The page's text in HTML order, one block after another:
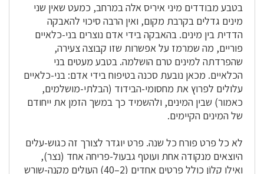
בטבע מבודדים מיני איריס אלה במרחב, כמעט שאין שני
מינים גדלים בקרבת מקום, ואין הרבה סיכוי להאבקה
הדדית בין מינים. בהאבקה בידי אדם נוצרים בני-כלאיים
פוריים, מה שמרמז על אפשרות שזו קבוצה צעירה,
שהפרדתה למינים טרם הושלמה. בטבע מעטים בני
הכלאיים. מכאן נובעת סכנה בטיפוח בידי אדם: בני-כלאיים
עלולים לפרוץ את מחסומי-הבידוד (הבלתי-מושלמים,
כאמור) שבין המינים, ולהשמיד כך במשך הזמן את ייחודם
של המינים הקיימים.
לא כל פרט פורח כל שנה. פרט יוגדר לצורך זה כגוש-עלים
היוצאים מנקודה אחת ועוטף גבעול-פריחה אחד (נצר),
ואילו קְלוֹן כולל פרטים אחדים (2–40) העולים מקנה-שורש